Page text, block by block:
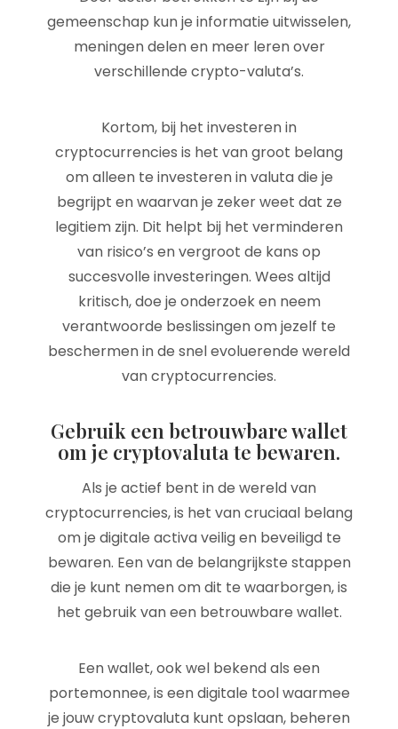
gemeenschap kun je informatie uitwisselen,
meningen delen en meer leren over
verschillende crypto-valuta’s.
Kortom, bij het investeren in
cryptocurrencies is het van groot belang
om alleen te investeren in valuta die je
begrijpt en waarvan je zeker weet dat ze
legitiem zijn. Dit helpt bij het verminderen
van risico’s en vergroot de kans op
succesvolle investeringen. Wees altijd
kritisch, doe je onderzoek en neem
verantwoorde beslissingen om jezelf te
beschermen in de snel evoluerende wereld
van cryptocurrencies.
Gebruik een betrouwbare wallet
om je cryptovaluta te bewaren.
Als je actief bent in de wereld van
cryptocurrencies, is het van cruciaal belang
om je digitale activa veilig en beveiligd te
bewaren. Een van de belangrijkste stappen
die je kunt nemen om dit te waarborgen, is
het gebruik van een betrouwbare wallet.
Een wallet, ook wel bekend als een
portemonnee, is een digitale tool waarmee
je jouw cryptovaluta kunt opslaan, beheren